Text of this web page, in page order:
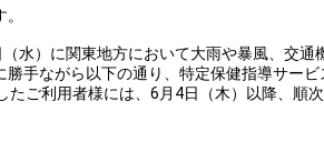
水）に関東地方において大雨や暴風、交通
手ながら以下の通り、特定保健指導サー
ご利用者様には、6月4日（木）以降、順次